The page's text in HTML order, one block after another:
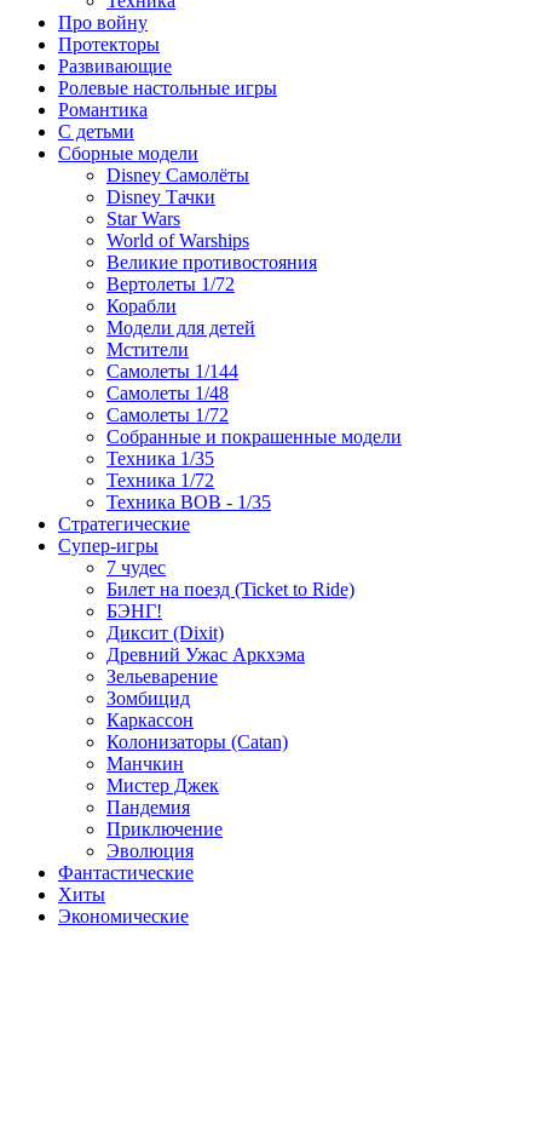
Про войну
Протекторы
Развивающие
Ролевые настольные игры
Романтика
С детьми
Сборные модели
Disney Самолёты
Disney Тачки
Star Wars
World of Warships
Великие противостояния
Вертолеты 1/72
Корабли
Модели для детей
Мстители
Самолеты 1/144
Самолеты 1/48
Самолеты 1/72
Собранные и покрашенные модели
Техника 1/35
Техника 1/72
Техника ВОВ - 1/35
Стратегические
Супер-игры
7 чудес
Билет на поезд (Ticket to Ride)
БЭНГ!
Диксит (Dixit)
Древний Ужас Аркхэма
Зельеварение
Зомбицид
Каркассон
Колонизаторы (Catan)
Манчкин
Мистер Джек
Пандемия
Приключение
Эволюция
Фантастические
Хиты
Экономические